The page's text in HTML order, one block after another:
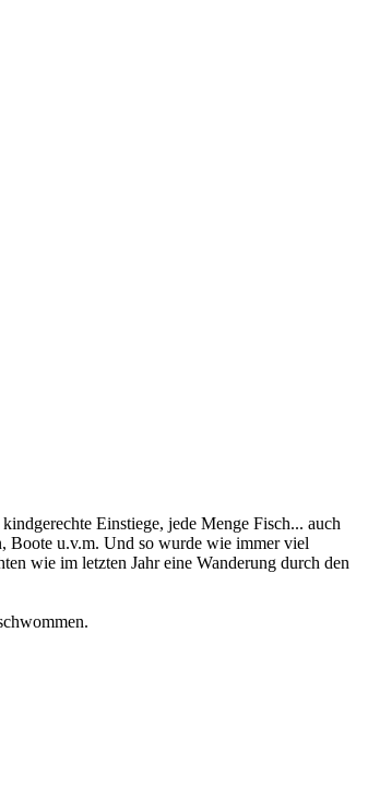
Einstiege, jede Menge Fisch... auch
Boote u.v.m. Und so wurde wie immer viel
wie im letzten Jahr eine Wanderung durch den